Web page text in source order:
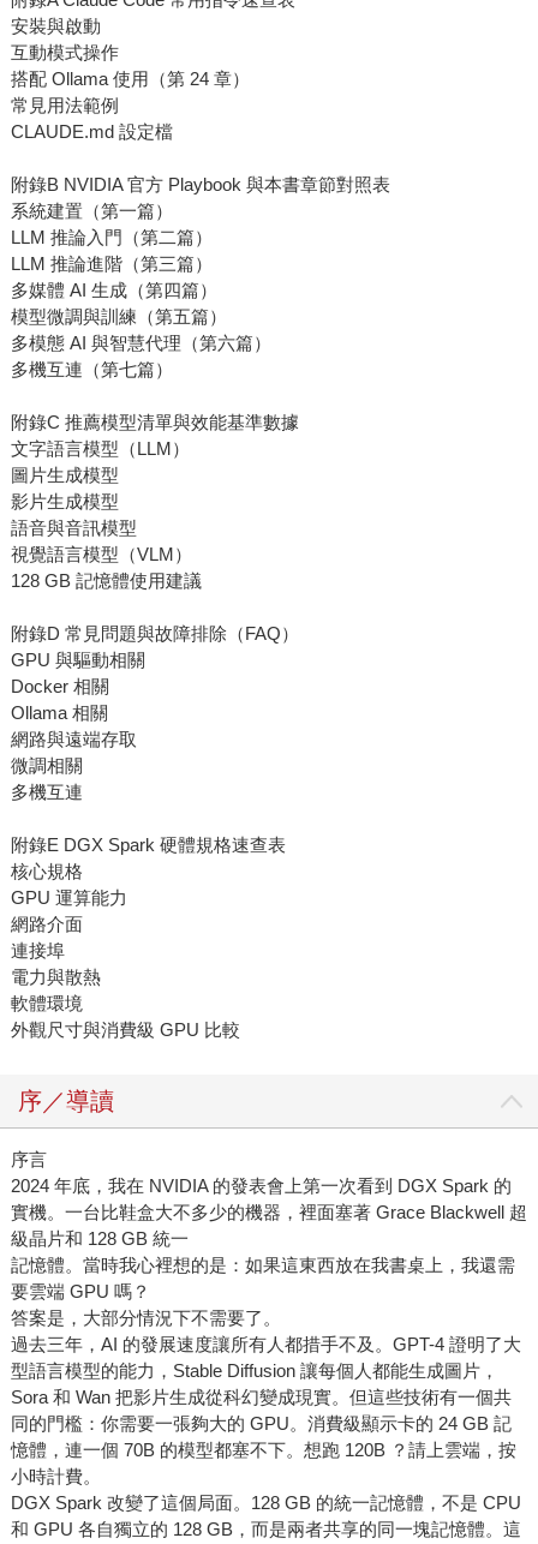
安裝與啟動
互動模式操作
搭配 Ollama 使用（第 24 章）
常見用法範例
CLAUDE.md 設定檔
附錄B NVIDIA 官方 Playbook 與本書章節對照表
系統建置（第一篇）
LLM 推論入門（第二篇）
LLM 推論進階（第三篇）
多媒體 AI 生成（第四篇）
模型微調與訓練（第五篇）
多模態 AI 與智慧代理（第六篇）
多機互連（第七篇）
附錄C 推薦模型清單與效能基準數據
文字語言模型（LLM）
圖片生成模型
影片生成模型
語音與音訊模型
視覺語言模型（VLM）
128 GB 記憶體使用建議
附錄D 常見問題與故障排除（FAQ）
GPU 與驅動相關
Docker 相關
Ollama 相關
網路與遠端存取
微調相關
多機互連
附錄E DGX Spark 硬體規格速查表
核心規格
GPU 運算能力
網路介面
連接埠
電力與散熱
軟體環境
外觀尺寸與消費級 GPU 比較
序／導讀
序言
2024 年底，我在 NVIDIA 的發表會上第一次看到 DGX Spark 的
實機。一台比鞋盒大不多少的機器，裡面塞著 Grace Blackwell 超
級晶片和 128 GB 統一
記憶體。當時我心裡想的是：如果這東西放在我書桌上，我還需
要雲端 GPU 嗎？
答案是，大部分情況下不需要了。
過去三年，AI 的發展速度讓所有人都措手不及。GPT-4 證明了大
型語言模型的能力，Stable Diffusion 讓每個人都能生成圖片，
Sora 和 Wan 把影片生成從科幻變成現實。但這些技術有一個共
同的門檻：你需要一張夠大的 GPU。消費級顯示卡的 24 GB 記
憶體，連一個 70B 的模型都塞不下。想跑 120B ？請上雲端，按
小時計費。
DGX Spark 改變了這個局面。128 GB 的統一記憶體，不是 CPU
和 GPU 各自獨立的 128 GB，而是兩者共享的同一塊記憶體。這